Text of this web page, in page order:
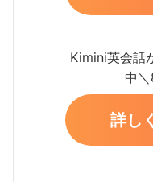
Kimini英会話
中
詳し